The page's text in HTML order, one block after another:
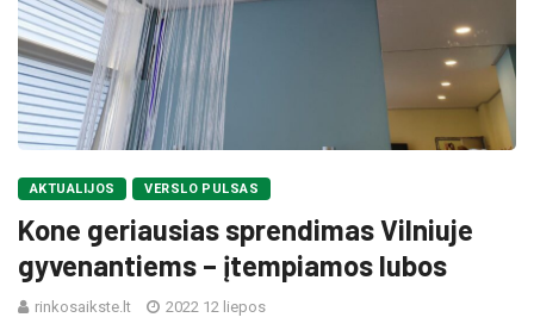
AKTUALIJOS VERSLO PULSAS
Kone geriausias sprendimas Vilniuje
gyvenantiems – įtempiamos lubos
rinkosaikste.lt 2022 12 liepos